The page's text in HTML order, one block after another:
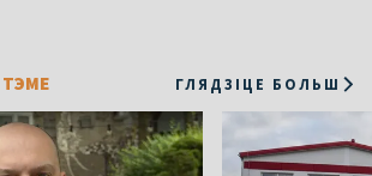
ТЭМЕ ГЛЯДЗІЦЕ БОЛЬШ